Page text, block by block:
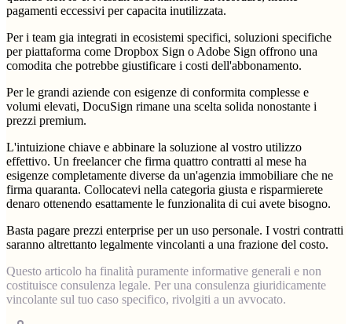
pagamenti eccessivi per capacita inutilizzata.
Per i team gia integrati in ecosistemi specifici, soluzioni specifiche
per piattaforma come Dropbox Sign o Adobe Sign offrono una
comodita che potrebbe giustificare i costi dell'abbonamento.
Per le grandi aziende con esigenze di conformita complesse e
volumi elevati, DocuSign rimane una scelta solida nonostante i
prezzi premium.
L'intuizione chiave e abbinare la soluzione al vostro utilizzo
effettivo. Un freelancer che firma quattro contratti al mese ha
esigenze completamente diverse da un'agenzia immobiliare che ne
firma quaranta. Collocatevi nella categoria giusta e risparmierete
denaro ottenendo esattamente le funzionalita di cui avete bisogno.
Basta pagare prezzi enterprise per un uso personale. I vostri contratti
saranno altrettanto legalmente vincolanti a una frazione del costo.
Questo articolo ha finalità puramente informative generali e non
costituisce consulenza legale. Per una consulenza giuridicamente
vincolante sul tuo caso specifico, rivolgiti a un avvocato.